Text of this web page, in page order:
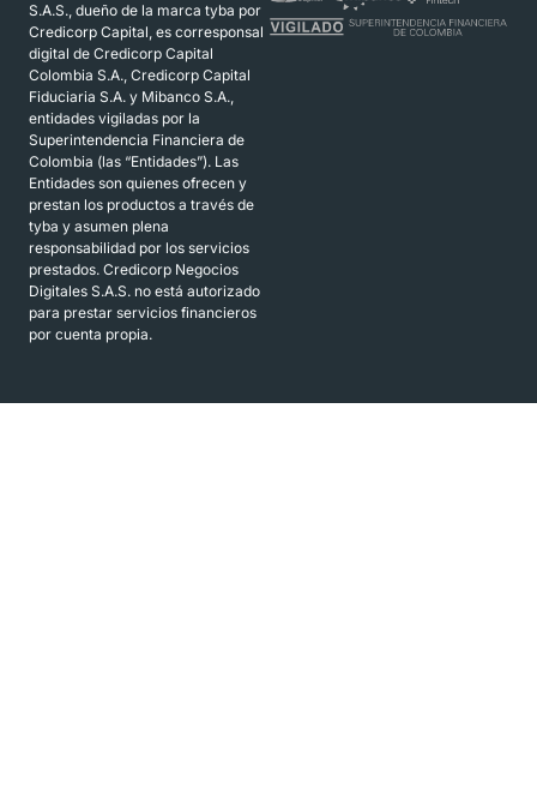
S.A.S., dueño de la marca tyba por
Credicorp Capital, es corresponsal
digital de Credicorp Capital
Colombia S.A., Credicorp Capital
Fiduciaria S.A. y Mibanco S.A.,
entidades vigiladas por la
Superintendencia Financiera de
Colombia (las “Entidades”). Las
Entidades son quienes ofrecen y
prestan los productos a través de
tyba y asumen plena
responsabilidad por los servicios
prestados. Credicorp Negocios
Digitales S.A.S. no está autorizado
para prestar servicios financieros
por cuenta propia.